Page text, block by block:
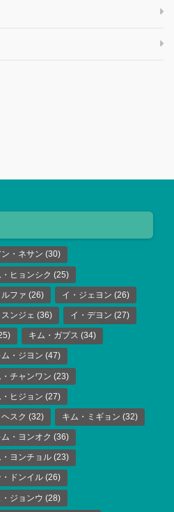
ン・ネサン (30)
ヒョンシク (25)
ファ (26) イ・ジェヨン (26)
ンジェ (36) イ・デヨン (27)
キム・ガプス (34)
ム・ジヨン (47)
・チャンワン (23)
・ヒジョン (27)
スク (32) キム・ミギョン (32)
ム・ヨンオク (36)
・ヨンチョル (23)
・ドンイル (26)
ジョンウ (28)